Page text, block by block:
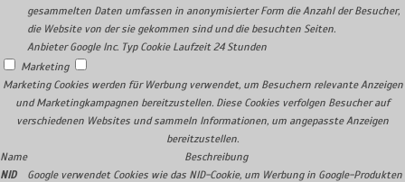
gesammelten Daten umfassen in anonymisierter Form die Anzahl der Besucher,
die Website von der sie gekommen sind und die besuchten Seiten.
Anbieter Google Inc. Typ Cookie Laufzeit 24 Stunden
Marketing
Marketing Cookies werden für Werbung verwendet, um Besuchern relevante Anzeigen
und Marketingkampagnen bereitzustellen. Diese Cookies verfolgen Besucher auf
verschiedenen Websites und sammeln Informationen, um angepasste Anzeigen
bereitzustellen.
Name
Beschreibung
NID
Google verwendet Cookies wie das NID-Cookie, um Werbung in Google-Produkten